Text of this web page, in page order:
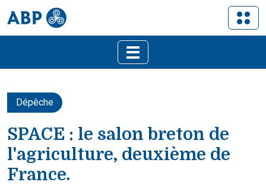
Dépêche
SPACE : le salon breton de
l'agriculture, deuxième de
France.